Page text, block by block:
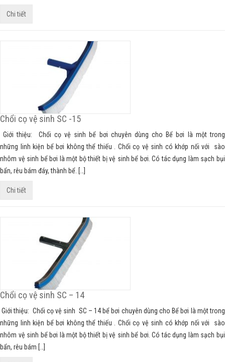
Chi tiết
Chổi cọ vệ sinh SC -15
Giới thiệu: Chổi cọ vệ sinh bể bơi chuyên dùng cho Bể bơi là một trong
những linh kiện bể bơi không thể thiếu . Chổi cọ vệ sinh có khớp nối với sào
nhôm vệ sinh bể bơi là một bộ thiết bị vệ sinh bể bơi. Có tác dụng làm sạch bụi
bẩn, rêu bám đáy, thành bể. […]
Chi tiết
Chổi cọ vệ sinh SC – 14
Giới thiệu: Chổi cọ vệ sinh SC – 14 bể bơi chuyên dùng cho Bể bơi là một trong
những linh kiện bể bơi không thể thiếu . Chổi cọ vệ sinh có khớp nối với sào
nhôm vệ sinh bể bơi là một bộ thiết bị vệ sinh bể bơi. Có tác dụng làm sạch bụi
bẩn, rêu bám […]